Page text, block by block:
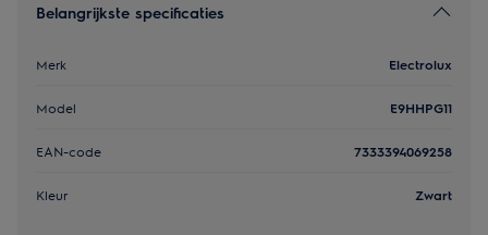
Belangrijkste specificaties
Merk Electrolux
Model E9HHPG11
EAN-code 7333394069258
Kleur Zwart